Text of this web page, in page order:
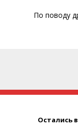
По поводу
Остались